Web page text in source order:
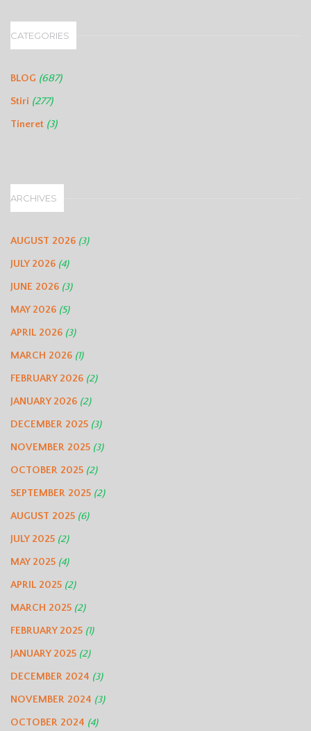
CATEGORIES
BLOG (687)
Stiri (277)
Tineret (3)
ARCHIVES
AUGUST 2026 (3)
JULY 2026 (4)
JUNE 2026 (3)
MAY 2026 (5)
APRIL 2026 (3)
MARCH 2026 (1)
FEBRUARY 2026 (2)
JANUARY 2026 (2)
DECEMBER 2025 (3)
NOVEMBER 2025 (3)
OCTOBER 2025 (2)
SEPTEMBER 2025 (2)
AUGUST 2025 (6)
JULY 2025 (2)
MAY 2025 (4)
APRIL 2025 (2)
MARCH 2025 (2)
FEBRUARY 2025 (1)
JANUARY 2025 (2)
DECEMBER 2024 (3)
NOVEMBER 2024 (3)
OCTOBER 2024 (4)